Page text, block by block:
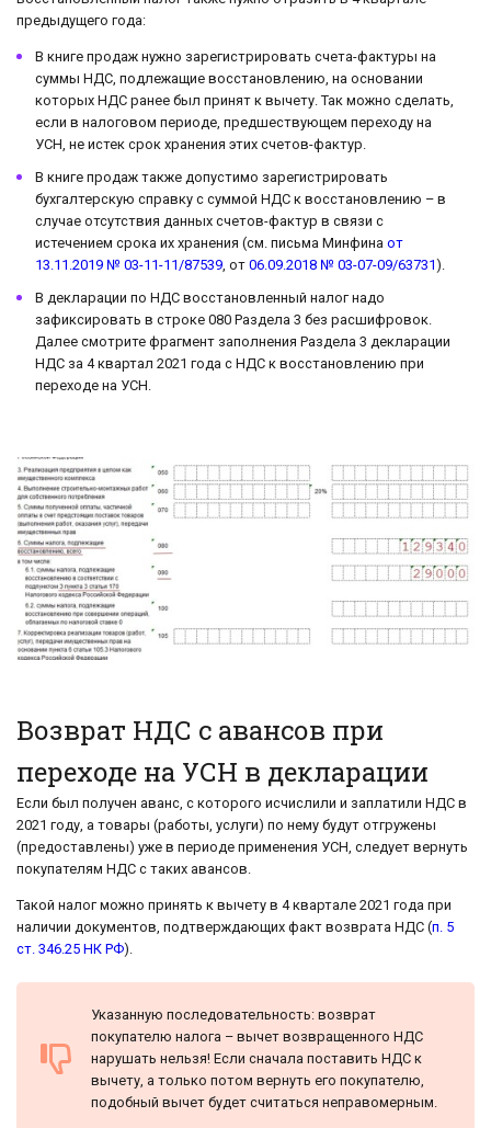
предыдущего года:
В книге продаж нужно зарегистрировать счета-фактуры на
суммы НДС, подлежащие восстановлению, на основании
которых НДС ранее был принят к вычету. Так можно сделать,
если в налоговом периоде, предшествующем переходу на
УСН, не истек срок хранения этих счетов-фактур.
В книге продаж также допустимо зарегистрировать
бухгалтерскую справку с суммой НДС к восстановлению – в
случае отсутствия данных счетов-фактур в связи с
истечением срока их хранения (см. письма Минфина от
13.11.2019 № 03-11-11/87539 , от 06.09.2018 № 03-07-09/63731).
В декларации по НДС восстановленный налог надо
зафиксировать в строке 080 Раздела 3 без расшифровок.
Далее смотрите фрагмент заполнения Раздела 3 декларации
НДС за 4 квартал 2021 года с НДС к восстановлению при
переходе на УСН.
Возврат НДС с авансов при
переходе на УСН в декларации
Если был получен аванс, с которого исчислили и заплатили НДС в
2021 году, а товары (работы, услуги) по нему будут отгружены
(предоставлены) уже в периоде применения УСН, следует вернуть
покупателям НДС с таких авансов.
Такой налог можно принять к вычету в 4 квартале 2021 года при
наличии документов, подтверждающих факт возврата НДС (п. 5
ст. 346.25 НК РФ).
Указанную последовательность: возврат
покупателю налога – вычет возвращенного НДС
нарушать нельзя! Если сначала поставить НДС к
вычету, а только потом вернуть его покупателю,
подобный вычет будет считаться неправомерным.